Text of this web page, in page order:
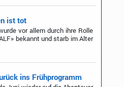
ist tot
vor allem durch ihre Rolle
bekannt und starb im Alter
ins Frühprogramm